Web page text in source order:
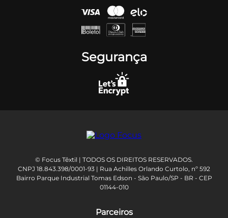
Segurança
© Focus Têxtil | TODOS OS DIREITOS RESERVADOS.
CNPJ 18.843.398/0001-93 | Rua Achilles Orlando Curtolo, nº 592
Bairro Parque Industrial Tomas Edson - São Paulo/SP - BR - CEP
01144-010
Parceiros